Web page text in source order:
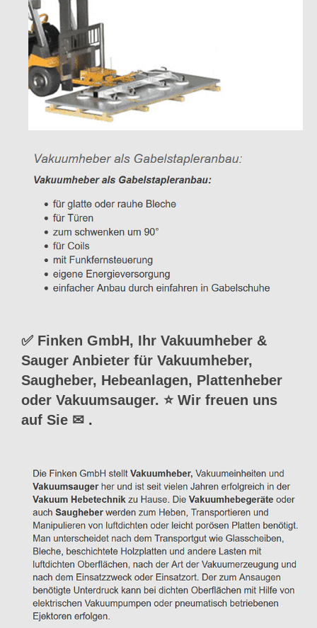
✅ Finken GmbH, Ihr Vakuumheber &
Sauger Anbieter für Vakuumheber,
Saugheber, Hebeanlagen, Plattenheber
oder Vakuumsauger. ⭐ Wir freuen uns
auf Sie ✉ .